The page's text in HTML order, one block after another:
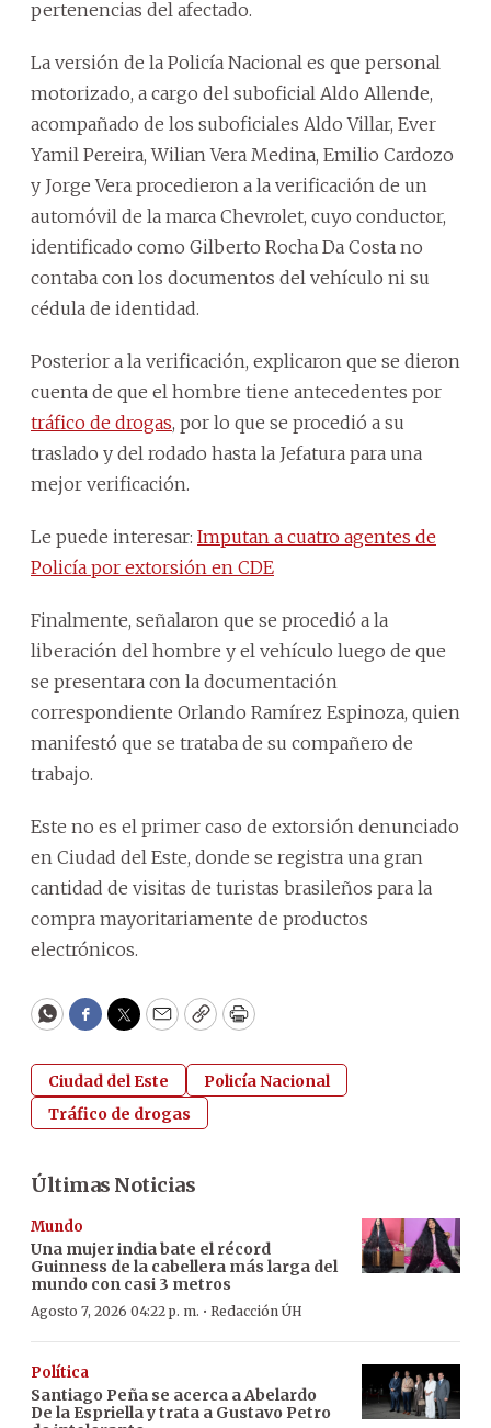
pertenencias del afectado.
La versión de la Policía Nacional es que personal
motorizado, a cargo del suboficial Aldo Allende,
acompañado de los suboficiales Aldo Villar, Ever
Yamil Pereira, Wilian Vera Medina, Emilio Cardozo
y Jorge Vera procedieron a la verificación de un
automóvil de la marca Chevrolet, cuyo conductor,
identificado como Gilberto Rocha Da Costa no
contaba con los documentos del vehículo ni su
cédula de identidad.
Posterior a la verificación, explicaron que se dieron
cuenta de que el hombre tiene antecedentes por
tráfico de drogas, por lo que se procedió a su
traslado y del rodado hasta la Jefatura para una
mejor verificación.
Le puede interesar: Imputan a cuatro agentes de
Policía por extorsión en CDE
Finalmente, señalaron que se procedió a la
liberación del hombre y el vehículo luego de que
se presentara con la documentación
correspondiente Orlando Ramírez Espinoza, quien
manifestó que se trataba de su compañero de
trabajo.
Este no es el primer caso de extorsión denunciado
en Ciudad del Este, donde se registra una gran
cantidad de visitas de turistas brasileños para la
compra mayoritariamente de productos
electrónicos.
WhatsApp
Facebook
Twitter
EmailCopyPrint
Ciudad del Este
Policía Nacional
Tráfico de drogas
Últimas Noticias
Mundo
Una mujer india bate el récord
Guinness de la cabellera más larga del
mundo con casi 3 metros
Agosto 7, 2026 04:22 p. m. · Redacción ÚH
Política
Santiago Peña se acerca a Abelardo
De la Espriella y trata a Gustavo Petro